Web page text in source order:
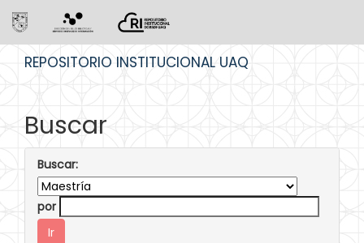
REPOSITORIO INSTITUCIONAL UAQ
Buscar
Buscar:
por